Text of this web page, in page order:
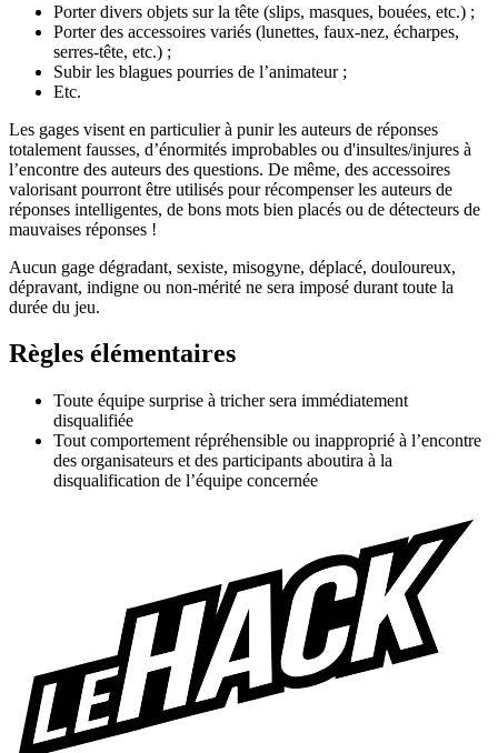
Porter divers objets sur la tête (slips, masques, bouées, etc.) ;
Porter des accessoires variés (lunettes, faux-nez, écharpes,
serres-tête, etc.) ;
Subir les blagues pourries de l’animateur ;
Etc.
Les gages visent en particulier à punir les auteurs de réponses
totalement fausses, d’énormités improbables ou d'insultes/injures à
l’encontre des auteurs des questions. De même, des accessoires
valorisant pourront être utilisés pour récompenser les auteurs de
réponses intelligentes, de bons mots bien placés ou de détecteurs de
mauvaises réponses !
Aucun gage dégradant, sexiste, misogyne, déplacé, douloureux,
dépravant, indigne ou non-mérité ne sera imposé durant toute la
durée du jeu.
Règles élémentaires
Toute équipe surprise à tricher sera immédiatement
disqualifiée
Tout comportement répréhensible ou inapproprié à l’encontre
des organisateurs et des participants aboutira à la
disqualification de l’équipe concernée